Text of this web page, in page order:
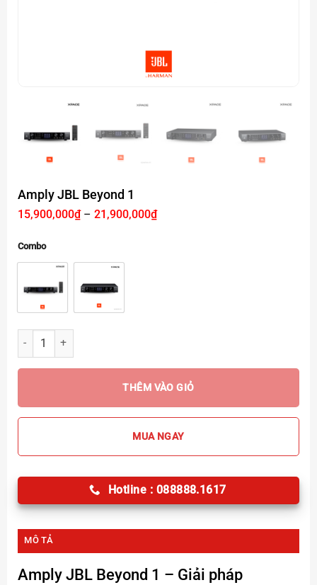
Amply JBL Beyond 1
15,900,000₫ – 21,900,000₫Khoảng
giá:
Combo
Amply JBL Beyond 1 số lượng
THÊM VÀO GIỎ
MUA NGAY
Hotline : 088888.1617
MÔ TẢ
Amply JBL Beyond 1 – Giải pháp